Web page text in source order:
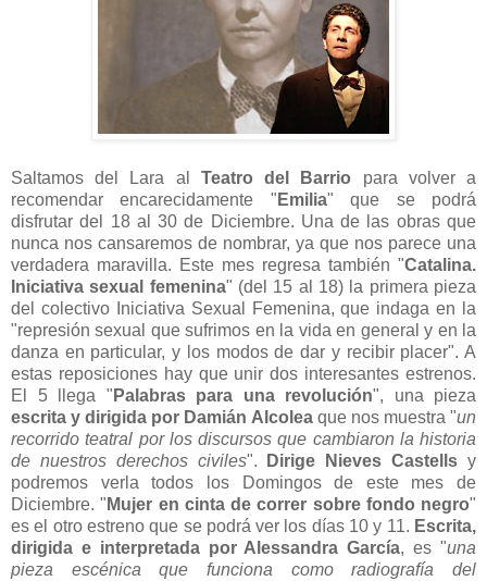
Saltamos del Lara al Teatro del Barrio para volver a
recomendar encarecidamente " Emilia" que se podrá
disfrutar del 18 al 30 de Diciembre. Una de las obras que
nunca nos cansaremos de nombrar, ya que nos parece una
verdadera maravilla. Este mes regresa también "Catalina.
Iniciativa sexual femenina" (del 15 al 18) la primera pieza
del colectivo Iniciativa Sexual Femenina, que indaga en la
"represión sexual que sufrimos en la vida en general y en la
danza en particular, y los modos de dar y recibir placer". A
estas reposiciones hay que unir dos interesantes estrenos.
El 5 llega " Palabras para una revolución", una pieza
escrita y dirigida por Damián Alcoleaque nos muestra "un
recorrido teatral por los discursos que cambiaron la historia
de nuestros derechos civiles". Dirige Nieves Castells y
podremos verla todos los Domingos de este mes de
Diciembre. " Mujer en cinta de correr sobre fondo negro"
es el otro estreno que se podrá ver los días 10 y 11. Escrita,
dirigida e interpretada por Alessandra García, es "una
pieza escénica que funciona como radiografía del